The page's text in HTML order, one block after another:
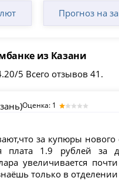
Прогноз на
из Казани
5 Всего отзывов 41.
Оценка: 1
за купюры нового
плата 1.9 рублей за
увеличивается
только в